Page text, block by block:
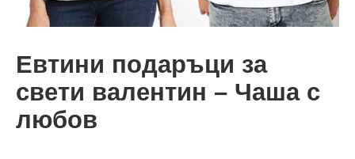
Евтини подаръци за
свети валентин – Чаша с
любов